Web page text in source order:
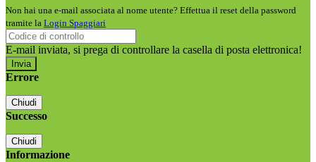
Non hai una e-mail associata al nome utente? Effettua il reset della password
tramite la Login Spaggiari
E-mail inviata, si prega di controllare la casella di posta elettronica!
Errore
Chiudi
Successo
Chiudi
Informazione